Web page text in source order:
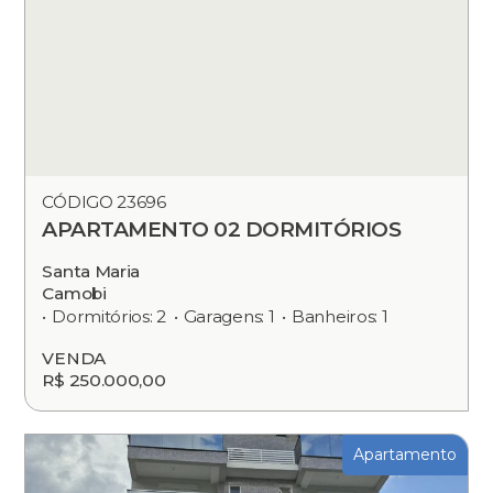
CÓDIGO 23696
APARTAMENTO 02 DORMITÓRIOS
Santa Maria
Camobi
Dormitórios: 2
Garagens: 1
Banheiros: 1
VENDA
R$ 250.000,00
Apartamento